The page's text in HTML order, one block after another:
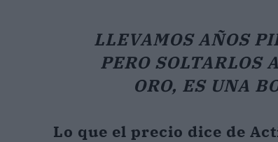
LLEVAMOS AÑOS
PERO SOLTARLOS
ORO, ES UNA
Lo que el precio dice de